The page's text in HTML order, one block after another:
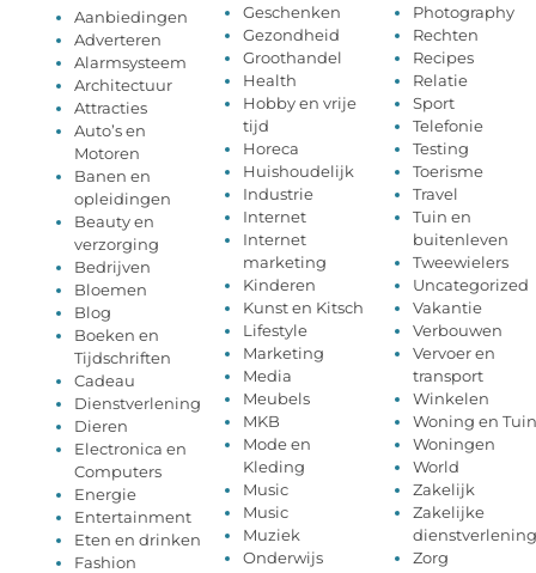
Aanbiedingen
Adverteren
Alarmsysteem
Architectuur
Attracties
Auto’s en
Motoren
Banen en
opleidingen
Beauty en
verzorging
Bedrijven
Bloemen
Blog
Boeken en
Tijdschriften
Cadeau
Dienstverlening
Dieren
Electronica en
Computers
Energie
Entertainment
Eten en drinken
Fashion
Geschenken
Gezondheid
Groothandel
Health
Hobby en vrije
tijd
Horeca
Huishoudelijk
Industrie
Internet
Internet
marketing
Kinderen
Kunst en Kitsch
Lifestyle
Marketing
Media
Meubels
MKB
Mode en
Kleding
Music
Music
Muziek
Onderwijs
Photography
Rechten
Recipes
Relatie
Sport
Telefonie
Testing
Toerisme
Travel
Tuin en
buitenleven
Tweewielers
Uncategorized
Vakantie
Verbouwen
Vervoer en
transport
Winkelen
Woning en Tuin
Woningen
World
Zakelijk
Zakelijke
dienstverlening
Zorg